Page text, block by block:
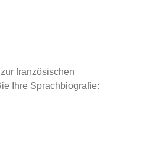
französischen
Ihre Sprachbiografie: